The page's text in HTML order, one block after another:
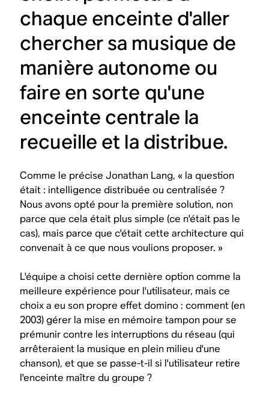
chaque enceinte d'aller
chercher sa musique de
manière autonome ou
faire en sorte qu'une
enceinte centrale la
recueille et la distribue.
Comme le précise Jonathan Lang, « la question
était : intelligence distribuée ou centralisée ?
Nous avons opté pour la première solution, non
parce que cela était plus simple (ce n'était pas le
cas), mais parce que c'était cette architecture qui
convenait à ce que nous voulions proposer. »
L'équipe a choisi cette dernière option comme la
meilleure expérience pour l'utilisateur, mais ce
choix a eu son propre effet domino : comment (en
2003) gérer la mise en mémoire tampon pour se
prémunir contre les interruptions du réseau (qui
arrêteraient la musique en plein milieu d'une
chanson), et que se passe-t-il si l'utilisateur retire
l'enceinte maître du groupe ?